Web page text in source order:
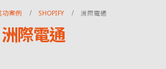
功案例 SHOPIFY 洲際電通
洲際電通